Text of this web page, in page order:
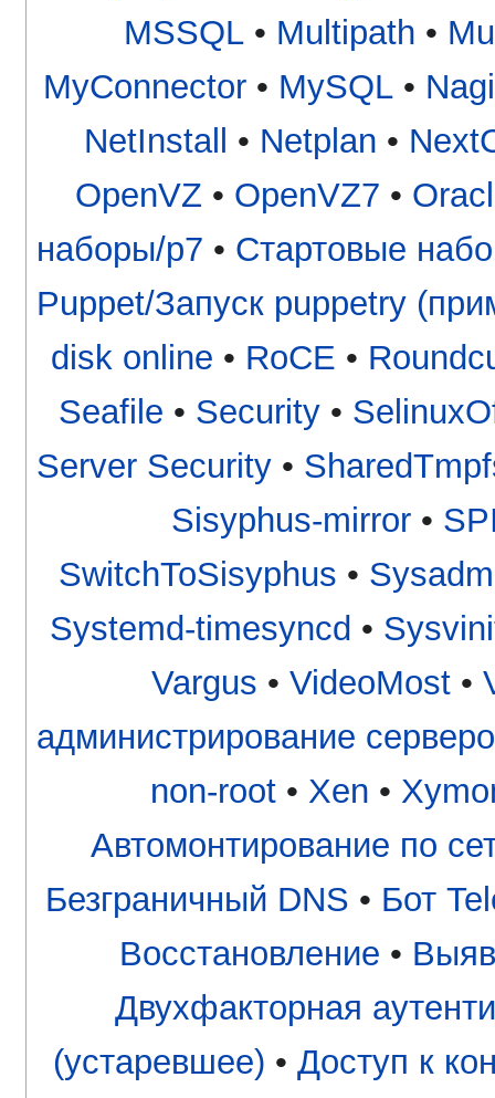
MSSQL • Multipath •
MyConnector • MySQL •
NetInstall
• Netplan •
OpenVZ • OpenVZ7 •
наборы/p7 • Стартовые
Puppet/Запуск puppetry
disk online • RoCE •
Seafile • Security •
Server Security •
Sisyphus-mirror •
SwitchToSisyphus •
Systemd-timesyncd •
Vargus • VideoMost •
администрирование
non-root• Xen •
Автомонтирование по
Безграничный DNS • Бот
Восстановление •
Двухфакторная
(устаревшее) • Доступ к